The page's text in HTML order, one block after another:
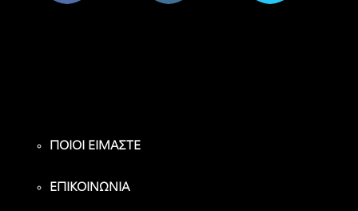
ΠΟΙΟΙ ΕΙΜΑΣΤΕ
ΕΠΙΚΟΙΝΩΝΙΑ